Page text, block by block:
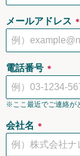
メールアドレス ＊
電話番号 ＊
※ここ最近でご連絡が
会社名 ＊